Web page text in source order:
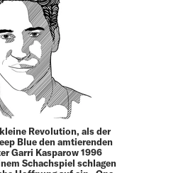
Revolution, als der
Blue den amtierenden
Garri Kasparow 1996
Schachspiel schlagen